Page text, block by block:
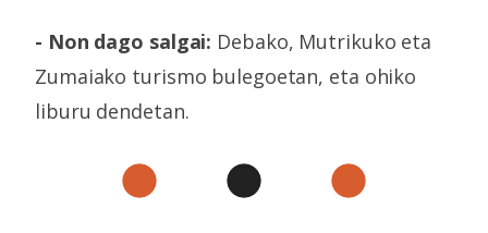
- Non dago salgai: Debako, Mutrikuko eta
Zumaiako turismo bulegoetan, eta ohiko
liburu dendetan.